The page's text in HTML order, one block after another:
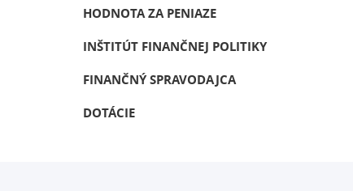
HODNOTA ZA PENIAZE
INŠTITÚT FINANČNEJ POLITIKY
FINANČNÝ SPRAVODAJCA
DOTÁCIE